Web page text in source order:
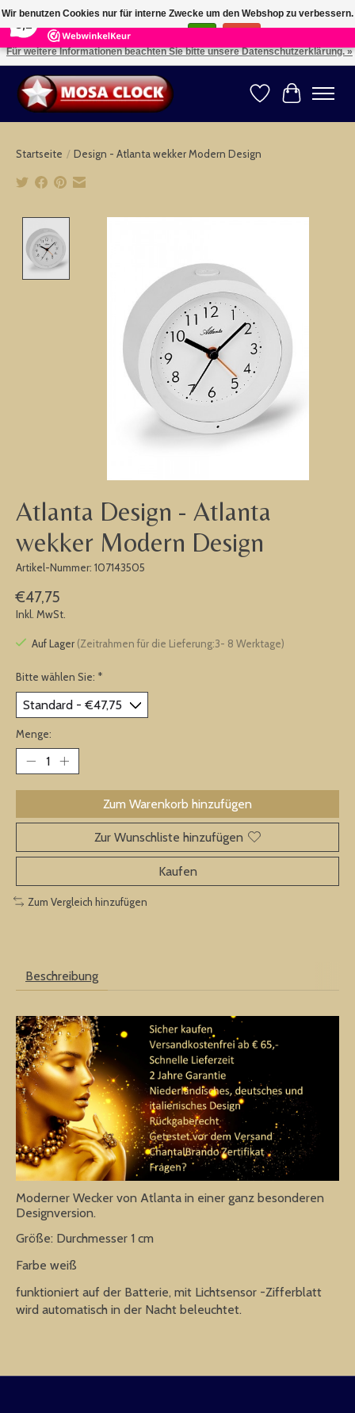
164 Reviews ×
Kies uw taal: NL -- Wählen Sie ihre Sprache: DE -- Choose your language: EN ⇓ ⇒
Wunschzettel
Ihr
Startseite / Design - Atlanta wekker Modern Design
Atlanta Design - Atlanta
wekker Modern Design
Artikel-Nummer: 107143505
€47,75
Inkl. MwSt.
Auf Lager (Zeitrahmen für die Lieferung:3- 8 Werktage)
Bitte wählen Sie: *
Menge:
Zum Warenkorb hinzufügen
Zur Wunschliste hinzufügen
Kaufen
Zum Vergleich hinzufügen
Beschreibung
Moderner Wecker von Atlanta in einer ganz besonderen
Designversion.
Größe: Durchmesser 1 cm
Farbe weiß
funktioniert auf der Batterie, mit Lichtsensor -Zifferblatt
wird automatisch in der Nacht beleuchtet.
Wir benutzen Cookies nur für interne Zwecke um den Webshop zu verbessern.
Ist das in Ordnung?
Für weitere Informationen beachten Sie bitte unsere Datenschutzerklärung. »